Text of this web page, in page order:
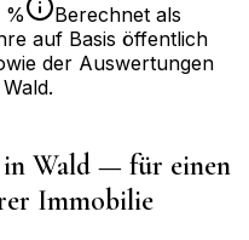
%
Berechnet als
auf Basis öffentlich
der Auswertungen
Wald.
Wald — für einen
Immobilie